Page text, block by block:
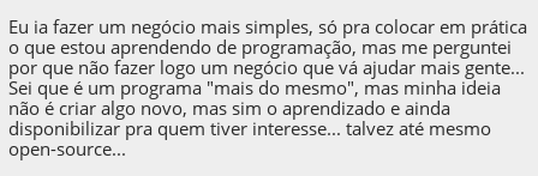
Eu ia fazer um negócio mais simples, só pra colocar em prática
o que estou aprendendo de programação, mas me perguntei
por que não fazer logo um negócio que vá ajudar mais gente...
Sei que é um programa "mais do mesmo", mas minha ideia
não é criar algo novo, mas sim o aprendizado e ainda
disponibilizar pra quem tiver interesse... talvez até mesmo
open-source...